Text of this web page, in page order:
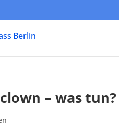
– was tun?